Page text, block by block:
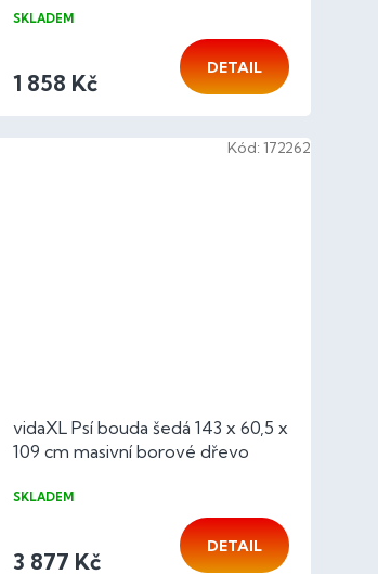
SKLADEM
1 858 Kč
DETAIL
vidaXL Psí bouda šedá 143 x 60,5 x
109 cm masivní borové dřevo
SKLADEM
3 877 Kč
DETAIL
Kód: 172262